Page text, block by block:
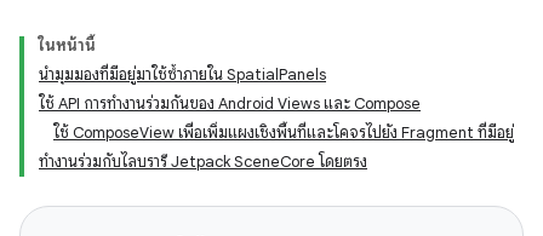
ในหน้านี้
นำมุมมองที่มีอยู่มาใช้ซ้ำภายใน SpatialPanels
ใช้ API การทำงานร่วมกันของ Android Views และ Compose
ใช้ ComposeView เพื่อเพิ่มแผงเชิงพื้นที่และโคจรไปยัง Fragment ที่มีอยู่
ทำงานร่วมกับไลบรารี Jetpack SceneCore โดยตรง